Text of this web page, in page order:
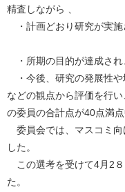
精査しながら 、
・計画どお
・所期の目的が達成され
・今後、研究の発展性
などの観点から評価を行
の委員の合計点が40点満
委員会では、マスコミ向
した。
この選考を受けて4月2
た。